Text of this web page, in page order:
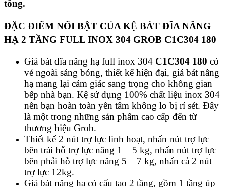
tông.
ĐẶC ĐIỂM NỔI BẬT CỦA KỆ BÁT ĐĨA NÂNG
HẠ 2 TẦNG FULL INOX 304 GROB C1C304 180
Giá bát đĩa nâng hạ full inox 304 C1C304 180 có
vẻ ngoài sáng bóng, thiết kế hiện đại, giá bát nâng
hạ mang lại cảm giác sang trọng cho không gian
bếp nhà bạn. Kệ sử dụng 100% chất liệu inox 304
nên bạn hoàn toàn yên tâm không lo bị rỉ sét. Đây
là một trong những sản phẩm cao cấp đến từ
thương hiệu Grob.
Thiết kế 2 nút trợ lực linh hoạt, nhấn nút trợ lực
bên trái hỗ trợ lực nâng 1 – 5 kg, nhấn nút trợ lực
bên phải hỗ trợ lực nâng 5 – 7 kg, nhấn cả 2 nút
trợ lực 12kg.
Giá bát nâng hạ có cấu tạo 2 tầng, gồm 1 tầng úp